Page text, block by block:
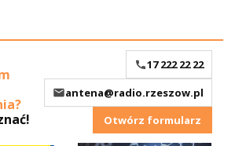
17 222 22 22
antena@radio.rzeszow.pl
Otwórz formularz